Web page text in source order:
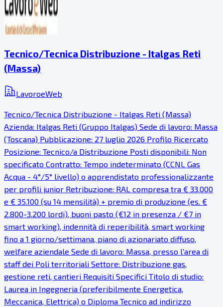
Tecnico/Tecnica Distribuzione - Italgas Reti
(Massa)
LavoroeWeb
Tecnico/Tecnica Distribuzione - Italgas Reti (Massa)
Azienda: Italgas Reti (Gruppo Italgas) Sede di lavoro: Massa
(Toscana) Pubblicazione: 27 luglio 2026 Profilo Ricercato
Posizione: Tecnico/a Distribuzione Posti disponibili: Non
specificato Contratto: Tempo indeterminato (CCNL Gas
Acqua - 4°/5° livello) o apprendistato professionalizzante
per profili junior Retribuzione: RAL compresa tra € 33.000
e € 35.100 (su 14 mensilità) + premio di produzione (es. €
2.800-3.200 lordi), buoni pasto (€12 in presenza / €7 in
smart working), indennità di reperibilità, smart working
fino a 1 giorno/settimana, piano di azionariato diffuso,
welfare aziendale Sede di lavoro: Massa, presso l'area di
staff dei Poli territoriali Settore: Distribuzione gas,
gestione reti, cantieri Requisiti Specifici Titolo di studio:
Laurea in Ingegneria (preferibilmente Energetica,
Meccanica, Elettrica) o Diploma Tecnico ad indirizzo